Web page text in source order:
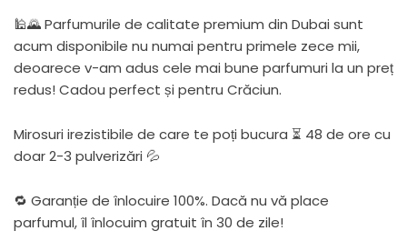
🕌🌄 Parfumurile de calitate premium din Dubai sunt
acum disponibile nu numai pentru primele zece mii,
deoarece v-am adus cele mai bune parfumuri la un preț
redus! Cadou perfect și pentru Crăciun.
Mirosuri irezistibile de care te poți bucura ⏳ 48 de ore cu
doar 2-3 pulverizări 💦
🔁 Garanție de înlocuire 100%. Dacă nu vă place
parfumul, îl înlocuim gratuit în 30 de zile!